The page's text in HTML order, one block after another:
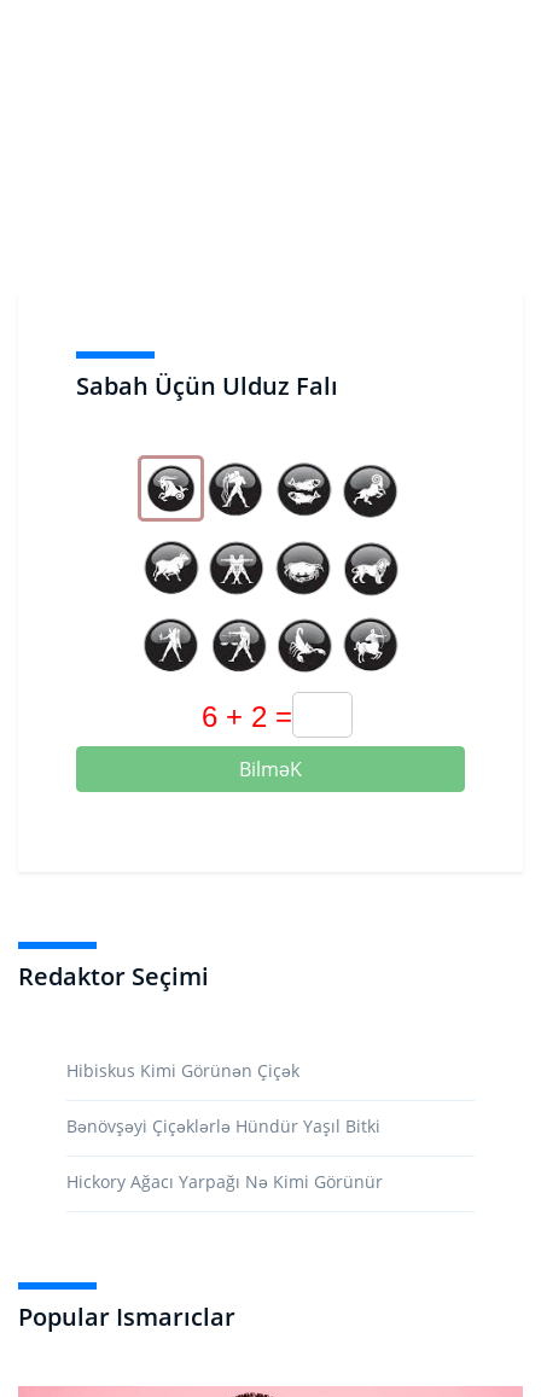
Sabah Üçün Ulduz Falı
BilməK
Redaktor Seçimi
Hibiskus Kimi Görünən Çiçək
Bənövşəyi Çiçəklərlə Hündür Yaşıl Bitki
Hickory Ağacı Yarpağı Nə Kimi Görünür
Popular Ismarıclar